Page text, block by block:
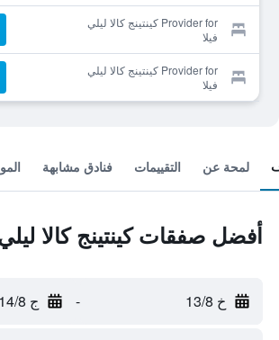
Provider for كينتينج كالا ليلي
فيلا
Provider for كينتينج كالا ليلي
فيلا
لمحة عن التقييمات فنادق مشابهة
أفضل صفقات كينتينج كالا ليلي
خ 13/8 - ج 14/8